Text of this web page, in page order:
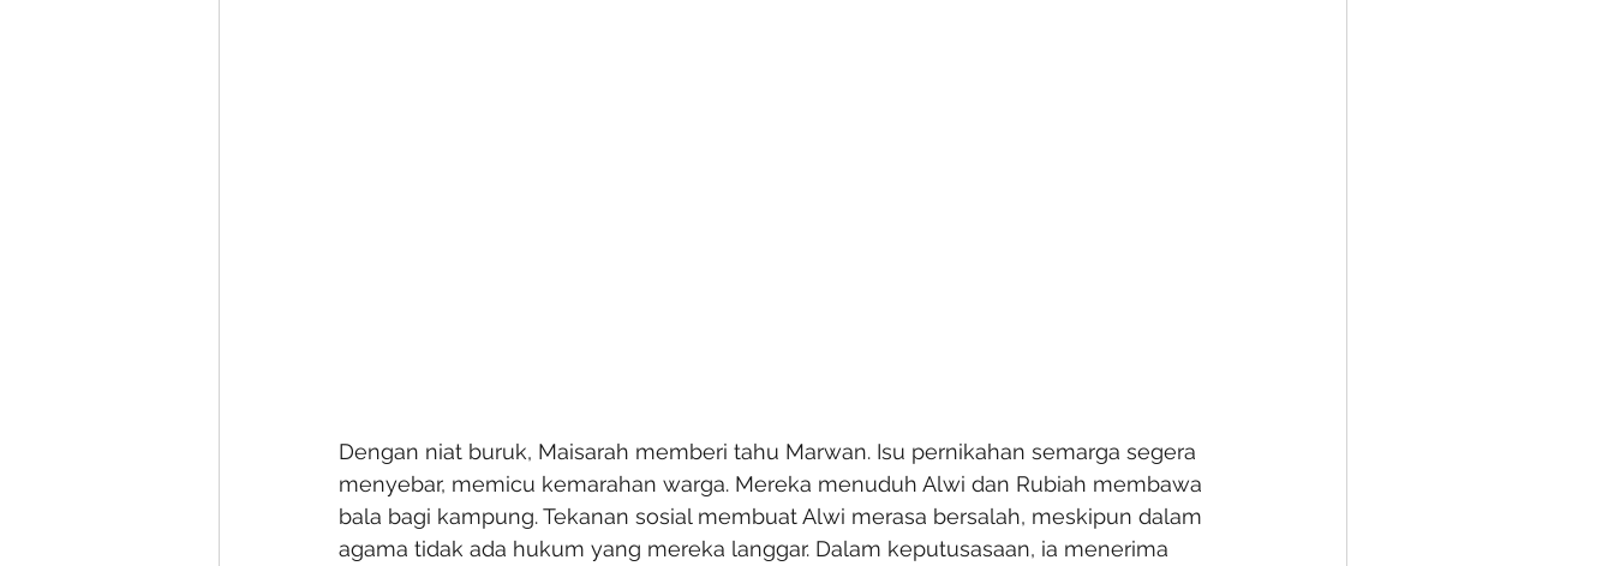
Dengan niat buruk, Maisarah memberi tahu Marwan. Isu pernikahan semarga segera
menyebar, memicu kemarahan warga. Mereka menuduh Alwi dan Rubiah membawa
bala bagi kampung. Tekanan sosial membuat Alwi merasa bersalah, meskipun dalam
agama tidak ada hukum yang mereka langgar. Dalam keputusasaan, ia menerima